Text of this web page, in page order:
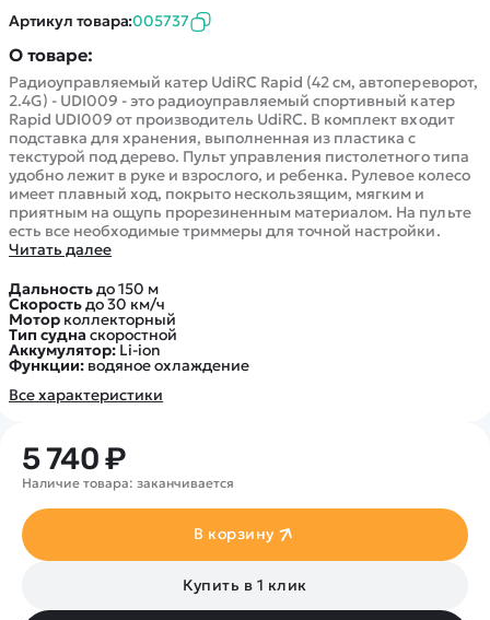
Артикул товара:005737
О товаре:
Радиоуправляемый катер UdiRC Rapid (42 см, автопереворот,
2.4G) - UDI009 - это радиоуправляемый спортивный катер
Rapid UDI009 от производитель UdiRC. В комплект входит
подставка для хранения, выполненная из пластика с
текстурой под дерево. Пульт управления пистолетного типа
удобно лежит в руке и взрослого, и ребенка. Рулевое колесо
имеет плавный ход, покрыто нескользящим, мягким и
приятным на ощупь прорезиненным материалом. На пульте
есть все необходимые триммеры для точной настройки.
Читать далее
Дальностьдо 150 м
Скоростьдо 30 км/ч
Мотор коллекторный
Тип судна скоростной
Аккумулятор:Li-ion
Функции: водяное охлаждение
Все характеристики
5 740 ₽
Наличие товара: заканчивается
В корзину
Купить в 1 клик
Каталог
Квадрокоптеры
Машинки
Танки
Вертолеты
Катера
Роботы
Самолеты
Сборные модели
Детские электромобили
Спецтехника
Железные дороги
Конструкторы
Информация
Оптовые продажи
Блог
Статьи про беспилотники
Обзор квадрокоптеров
Покупка в кредит
Покупателю
Контакты
Оплата и доставка
Отследить заказ
Оплата на сайте